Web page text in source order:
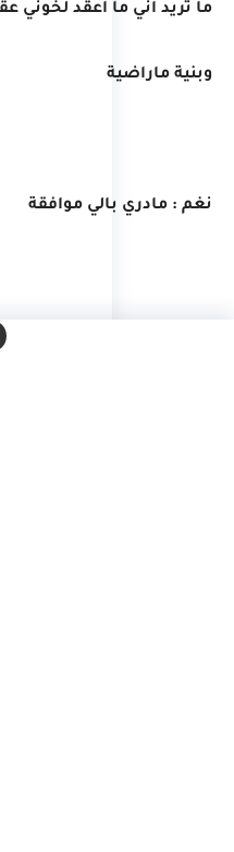
ما تريد أني ما أعقد لخوني
وبنية ماراضية
نغم : مادري بالي موافقة
- إلا ما موافقة وحچي وياه